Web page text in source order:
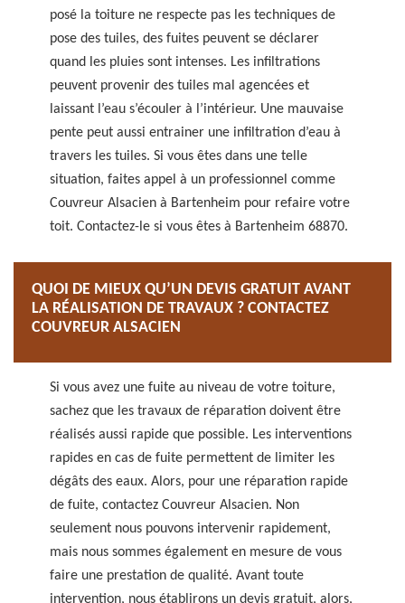
posé la toiture ne respecte pas les techniques de
pose des tuiles, des fuites peuvent se déclarer
quand les pluies sont intenses. Les infiltrations
peuvent provenir des tuiles mal agencées et
laissant l’eau s’écouler à l’intérieur. Une mauvaise
pente peut aussi entrainer une infiltration d’eau à
travers les tuiles. Si vous êtes dans une telle
situation, faites appel à un professionnel comme
Couvreur Alsacien à Bartenheim pour refaire votre
toit. Contactez-le si vous êtes à Bartenheim 68870.
QUOI DE MIEUX QU’UN DEVIS GRATUIT AVANT
LA RÉALISATION DE TRAVAUX ? CONTACTEZ
COUVREUR ALSACIEN
Si vous avez une fuite au niveau de votre toiture,
sachez que les travaux de réparation doivent être
réalisés aussi rapide que possible. Les interventions
rapides en cas de fuite permettent de limiter les
dégâts des eaux. Alors, pour une réparation rapide
de fuite, contactez Couvreur Alsacien. Non
seulement nous pouvons intervenir rapidement,
mais nous sommes également en mesure de vous
faire une prestation de qualité. Avant toute
intervention, nous établirons un devis gratuit, alors,